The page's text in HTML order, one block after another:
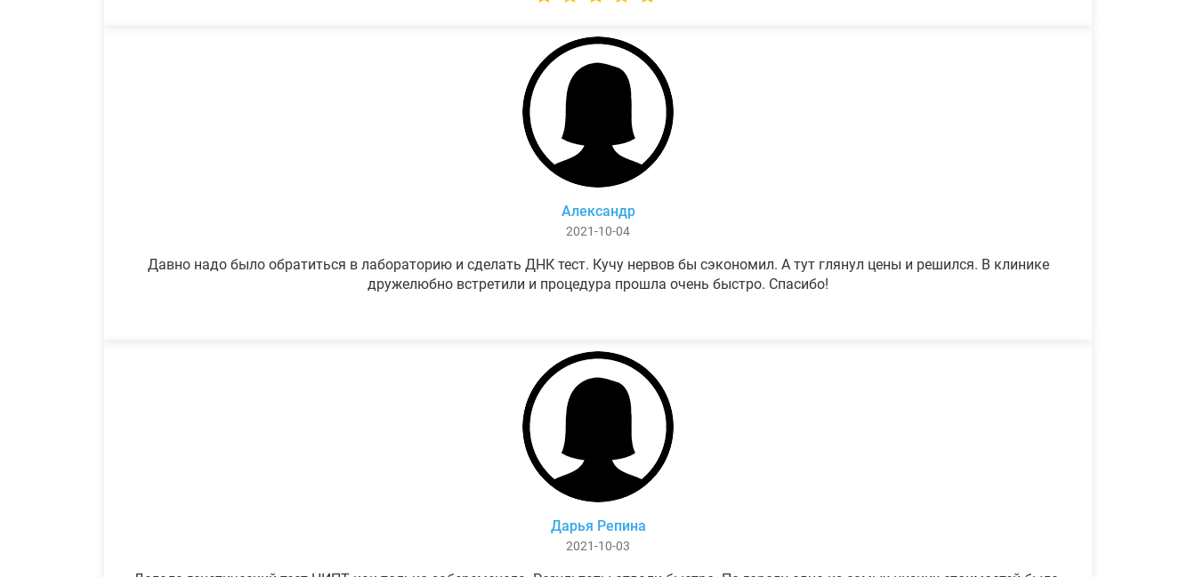
Александр
2021-10-04
Давно надо было обратиться в лабораторию и сделать ДНК тест. Кучу нервов бы сэкономил. А тут глянул цены и решился. В клинике
дружелюбно встретили и процедура прошла очень быстро. Спасибо!
Дарья Репина
2021-10-03